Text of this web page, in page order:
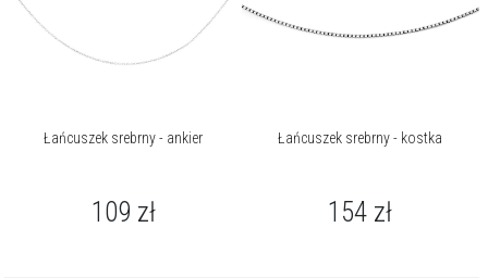
Łańcuszek srebrny - ankier
109 zł
Łańcuszek srebrny - kostka
154 zł